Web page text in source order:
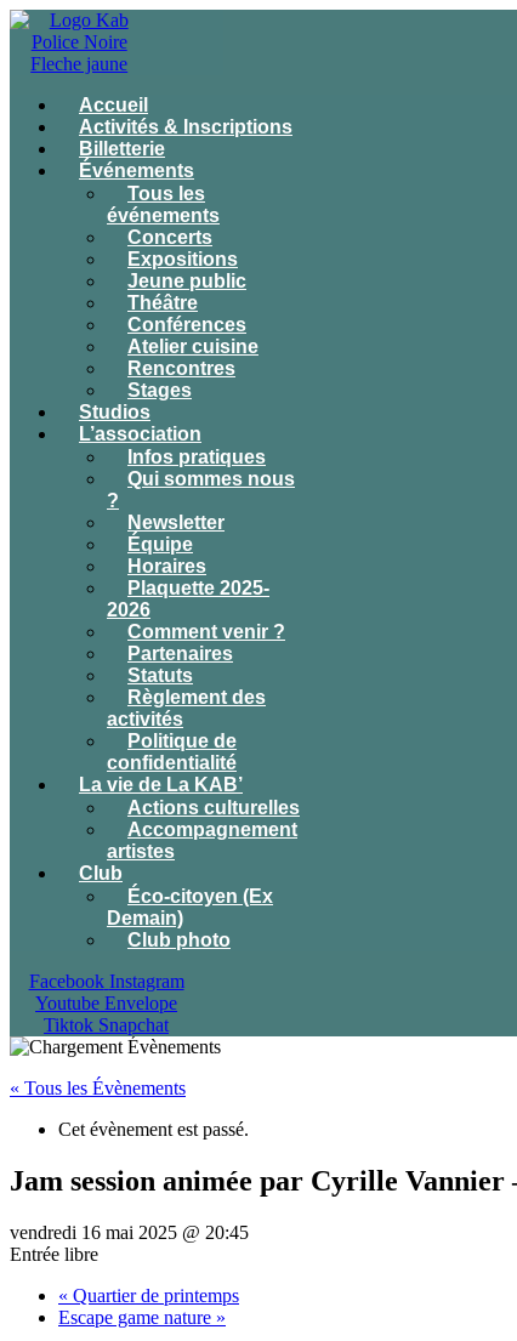
Accueil
Activités & Inscriptions
Billetterie
Événements
Tous les
événements
Concerts
Expositions
Jeune public
Théâtre
Conférences
Atelier cuisine
Rencontres
Stages
Studios
L’association
Infos pratiques
Qui sommes nous
?
Newsletter
Équipe
Horaires
Plaquette 2025-
2026
Comment venir ?
Partenaires
Statuts
Règlement des
activités
Politique de
confidentialité
La vie de La KAB’
Actions culturelles
Accompagnement
artistes
Club
Éco-citoyen (Ex
Demain)
Club photo
Facebook Instagram
Youtube Envelope
Tiktok Snapchat
« Tous les Évènements
Cet évènement est passé.
Jam session animée par Cyrille Vannier
vendredi 16 mai 2025 @ 20:45
Entrée libre
« Quartier de printemps
Escape game nature »